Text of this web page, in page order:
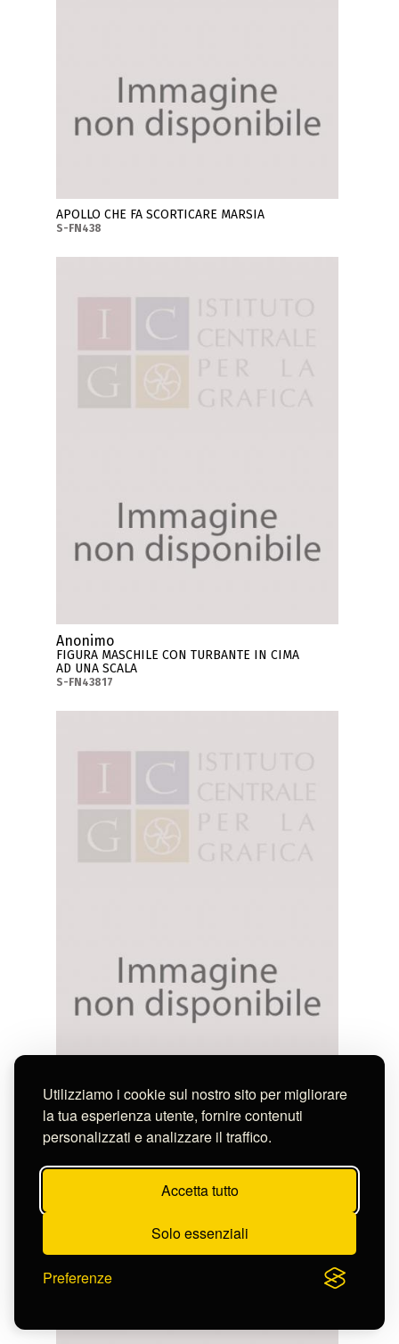
Utilizziamo i cookie sul nostro sito per migliorare
la tua esperienza utente, fornire contenuti
personalizzati e analizzare il traffico.
Accetta tutto
Solo essenziali
Preferenze
APOLLO CHE FA SCORTICARE MARSIA
S-FN438
Anonimo
FIGURA MASCHILE CON TURBANTE IN CIMA
AD UNA SCALA
S-FN43817
Calza Bini Alberto
PINETA DI LIVORNO
S-FN43819